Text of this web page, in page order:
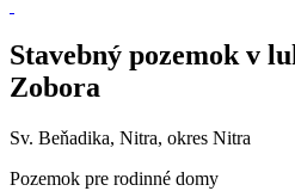
Stavebný pozemok v
Zobora
Sv. Beňadika, Nitra, okres Nitra
Pozemok pre rodinné domy